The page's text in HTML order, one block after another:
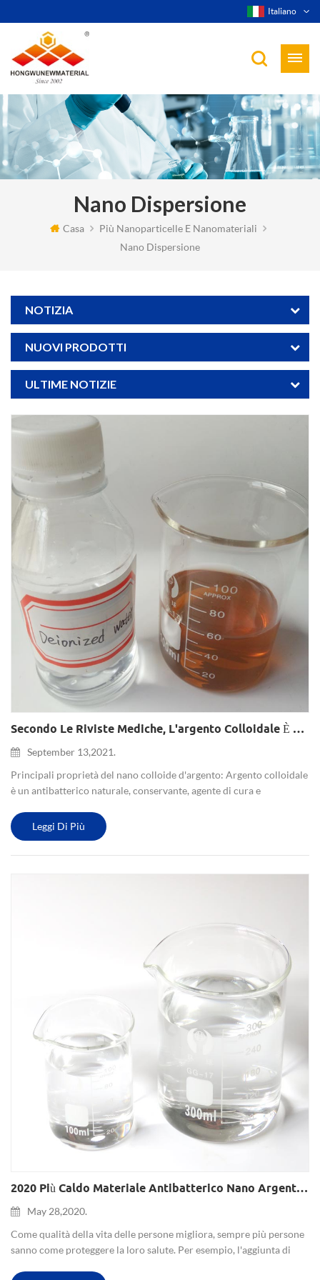
Italiano
Nano Dispersione
Casa
Più Nanoparticelle E Nanomateriali
Nano Dispersione
NOTIZIA
NUOVI PRODOTTI
ULTIME NOTIZIE
Secondo Le Riviste Mediche, L'argento Colloidale È Un Efficace Naturale Ad Ampio Spettro
September 13,2021.
Principali proprietà del nano colloide d'argento: Argento colloidale
è un antibatterico naturale, conservante, agente di cura e
preparare il colloide nano Ag attraverso un processo sp...
Leggi Di Più
2020 Più Caldo Materiale Antibatterico Nano Argento Colloidale
May 28,2020.
Come qualità della vita delle persone migliora, sempre più persone
sanno come proteggere la loro salute. Per esempio, l'aggiunta di